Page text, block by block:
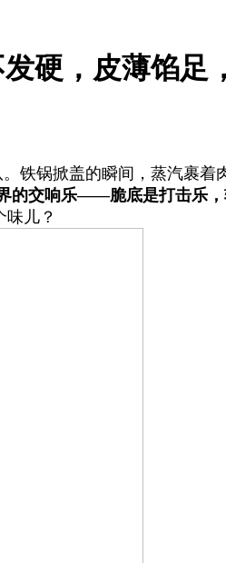
硬，皮薄馅足
铁锅掀盖的瞬间，蒸汽裹
的交响乐——脆底是打击乐
儿？